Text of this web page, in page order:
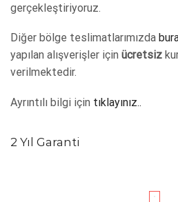
gerçekleştiriyoruz.
Diğer bölge teslimatlarımızda
yapılan alışverişler için ücretsiz
verilmektedir.
Ayrıntılı bilgi için tıklayınız..
2 Yıl Garanti